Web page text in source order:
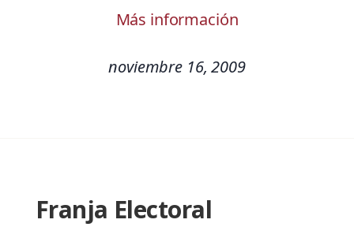
Más información
noviembre 16, 2009
Franja Electoral